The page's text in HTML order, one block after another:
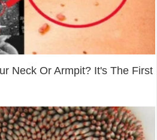
Neck Or Armpit? It's The First